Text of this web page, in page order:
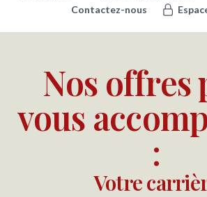
Contactez-nous
Nos offres
vous
:
Votre